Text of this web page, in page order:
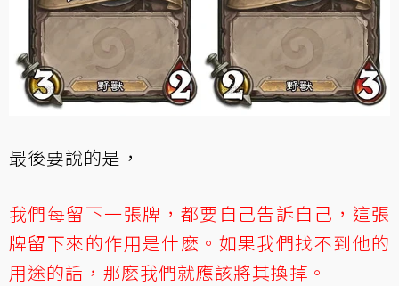
最後要說的是，
我們每留下一張牌，都要自己告訴自己，這張
牌留下來的作用是什麽。如果我們找不到他的
用途的話，那麽我們就應該將其換掉。